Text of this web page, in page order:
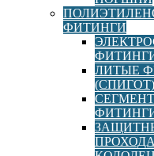
ФИТИНГИ
ЛИТЫЕ
(СПИГОТ)
Болт М16-
В корзину